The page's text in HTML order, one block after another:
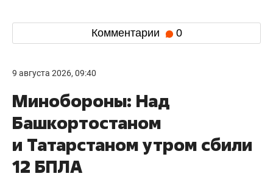
Комментарии 0
9 августа 2026, 09:40
Минобороны: Над
Башкортостаном
и Татарстаном утром сбили
12 БПЛА